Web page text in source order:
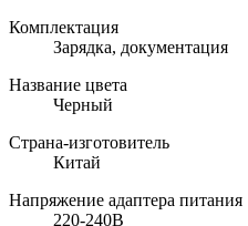
Комплектация
Зарядка, документация
Название цвета
Черный
Страна-изготовитель
Китай
Напряжение адаптера питания
220-240В